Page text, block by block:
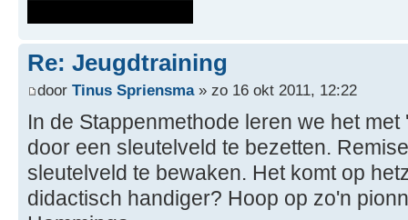
Re: Jeugdtraining
door Tinus Spriensma» zo 16 okt 2011, 12:22
In de Stappenmethode leren we het
door een sleutelveld te bezetten.
sleutelveld te bewaken. Het komt op
didactisch handiger? Hoop op zo'n